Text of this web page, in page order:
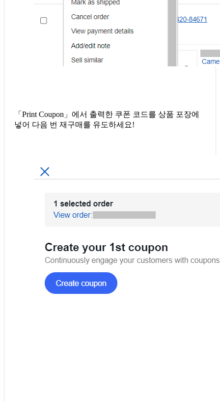
「Print Coupon」에서 출력한 쿠폰 코드를 상품 포장에
넣어 다음 번 재구매를 유도하세요!